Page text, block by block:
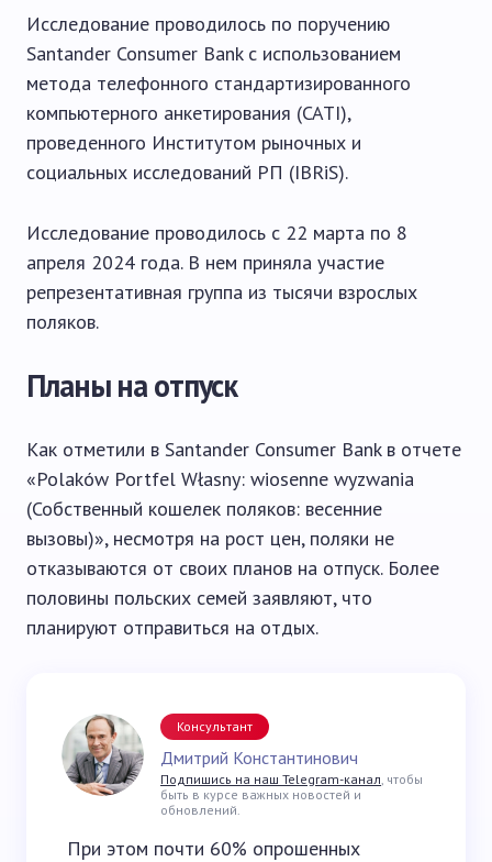
Исследование проводилось по поручению
Santander Consumer Bank с использованием
метода телефонного стандартизированного
компьютерного анкетирования (CATI),
проведенного Институтом рыночных и
социальных исследований РП (IBRiS).
Исследование проводилось с 22 марта по 8
апреля 2024 года. В нем приняла участие
репрезентативная группа из тысячи взрослых
поляков.
Планы на отпуск
Как отметили в Santander Consumer Bank в отчете
«Polaków Portfel Własny: wiosenne wyzwania
(Собственный кошелек поляков: весенние
вызовы)», несмотря на рост цен, поляки не
отказываются от своих планов на отпуск. Более
половины польских семей заявляют, что
планируют отправиться на отдых.
Консультант
Дмитрий Константинович
Подпишись на наш Telegram-канал, чтобы
быть в курсе важных новостей и
обновлений.
При этом почти 60% опрошенных